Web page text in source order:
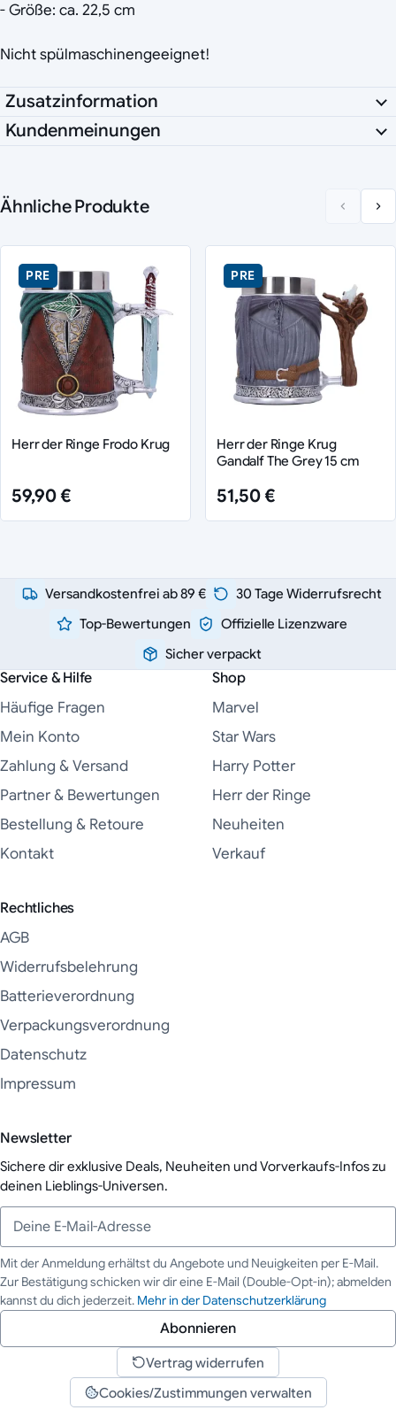
- Größe: ca. 22,5 cm
Nicht spülmaschinengeeignet!
Zusatzinformation
Kundenmeinungen
Ähnliche Produkte
PRE
Herr der Ringe Frodo Krug
59,90 €
PRE
Herr der Ringe Krug
Gandalf The Grey 15 cm
51,50 €
Versandkostenfrei ab 89 €
30 Tage Widerrufsrecht
Top-Bewertungen
Offizielle Lizenzware
Sicher verpackt
Service & Hilfe
Häufige Fragen
Mein Konto
Zahlung & Versand
Partner & Bewertungen
Bestellung & Retoure
Kontakt
Shop
Marvel
Star Wars
Harry Potter
Herr der Ringe
Neuheiten
Verkauf
Rechtliches
AGB
Widerrufsbelehrung
Batterieverordnung
Verpackungsverordnung
Datenschutz
Impressum
Newsletter
Sichere dir exklusive Deals, Neuheiten und Vorverkaufs-Infos zu
deinen Lieblings-Universen.
Deine E-Mail-Adresse
Mit der Anmeldung erhältst du Angebote und Neuigkeiten per E-Mail.
Zur Bestätigung schicken wir dir eine E-Mail (Double-Opt-in); abmelden
kannst du dich jederzeit. Mehr in der Datenschutzerklärung
Abonnieren
Vertrag widerrufen
Cookies/Zustimmungen verwalten